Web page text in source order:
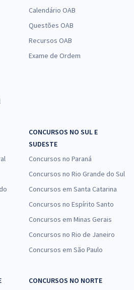
Calendário OAB
Questões OAB
Recursos OAB
Exame de Ordem
CONCURSOS NO SUL E
SUDESTE
Concursos no Paraná
Concursos no Rio Grande do Sul
Concursos em Santa Catarina
Concursos no Espírito Santo
Concursos em Minas Gerais
Concursos no Rio de Janeiro
Concursos em São Paulo
CONCURSOS NO NORTE